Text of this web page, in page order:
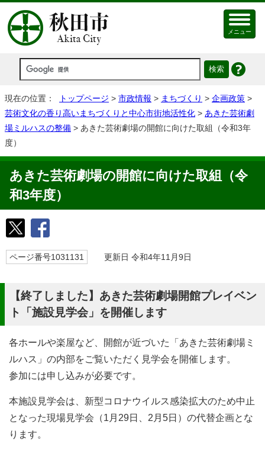
メニュー
現在の位置： トップページ > 市政情報 > まちづくり > 企画政策 >
芸術文化の香り高いまちづくりと中心市街地活性化 > あきた芸術劇
場ミルハスの整備 > あきた芸術劇場の開館に向けた取組（令和3年
度）
あきた芸術劇場の開館に向けた取組（令
和3年度）
ページ番号1031131 更新日 令和4年11月9日
【終了しました】あきた芸術劇場開館プレイベン
ト「施設見学会」を開催します
各ホールや楽屋など、開館が近づいた「あきた芸術劇場ミ
ルハス」の内部をご覧いただく見学会を開催します。
参加には申し込みが必要です。
本施設見学会は、新型コロナウイルス感染拡大のため中止
となった現場見学会（1月29日、2月5日）の代替企画とな
ります。